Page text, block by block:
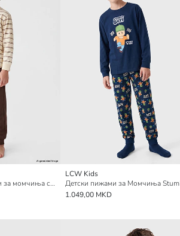
Печатен комплет пижами за момчиња со округол врат
LCW Kids
1.049,00 MKD